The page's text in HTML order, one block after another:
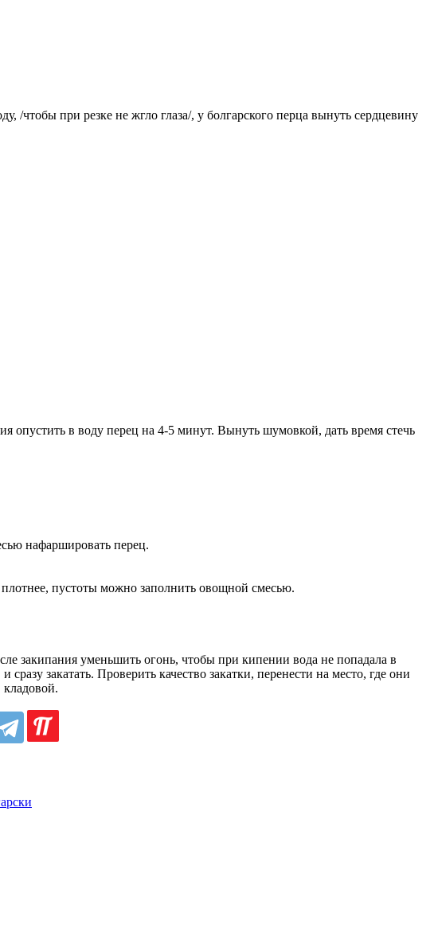
чтобы при резке не жгло глаза/, у болгарского перца вынуть сердцевину
опустить в воду перец на 4-5 минут. Вынуть шумовкой, дать время стечь
нафаршировать перец.
пустоты можно заполнить овощной смесью.
закипания уменьшить огонь, чтобы при кипении вода не попадала в
закатать. Проверить качество закатки, перенести на место, где они